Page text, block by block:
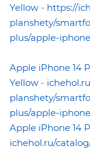
Yellow - https://
planshety/
plus/apple-
Apple iPhone 14
Yellow -
planshety/
plus/apple-
Apple iPhone 14
ichehol.ru/